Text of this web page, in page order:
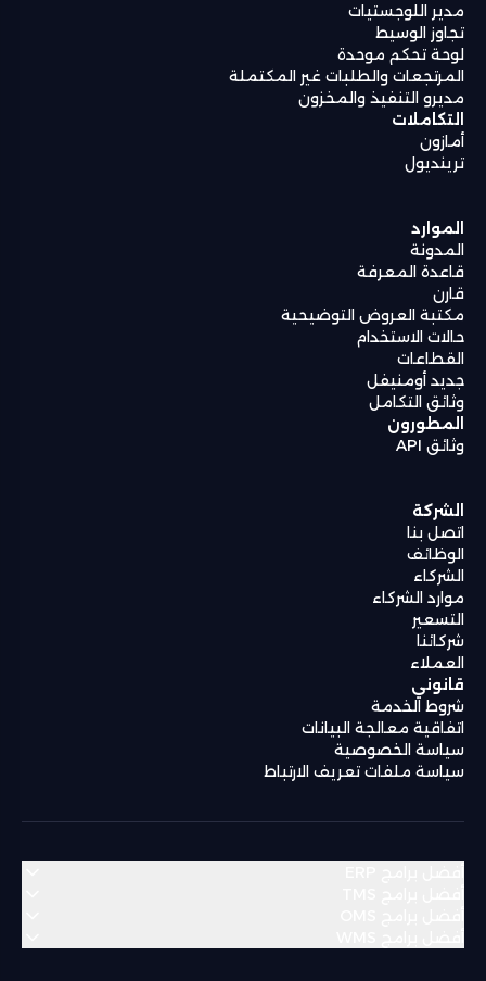
مدير اللوجستيات
تجاوز الوسيط
لوحة تحكم موحدة
المرتجعات والطلبات غير المكتملة
مديرو التنفيذ والمخزون
التكاملات
أمازون
ترينديول
الموارد
المدونة
قاعدة المعرفة
قارن
مكتبة العروض التوضيحية
حالات الاستخدام
القطاعات
جديد أومنيفل
وثائق التكامل
المطورون
وثائق API
الشركة
اتصل بنا
الوظائف
الشركاء
موارد الشركاء
التسعير
شركائنا
العملاء
قانوني
شروط الخدمة
اتفاقية معالجة البيانات
سياسة الخصوصية
سياسة ملفات تعريف الارتباط
منطقة الشرق الأوسط وشمال أفريقيا